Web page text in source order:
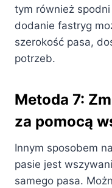
tym również
dodanie fastryg
szerokość pasa,
potrzeb.
Metoda 7:
za pomocą
Innym sposobem
pasie jest
samego pasa.